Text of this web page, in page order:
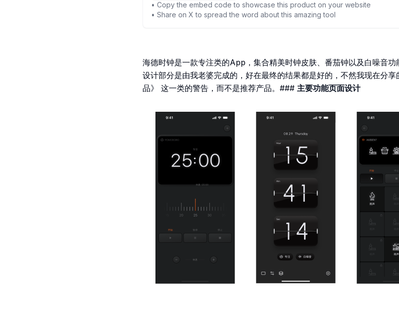
• Copy the embed code to showcase this product on your website
• Share on X to spread the word about this amazing tool
海德时钟是一款专注类的App，集合精美时钟皮肤、番茄钟以及白噪音
设计部分是由我老婆完成的，好在最终的结果都是好的，不然我现在分
品》 这一类的警告，而不是推荐产品。### 主要功能页面设计